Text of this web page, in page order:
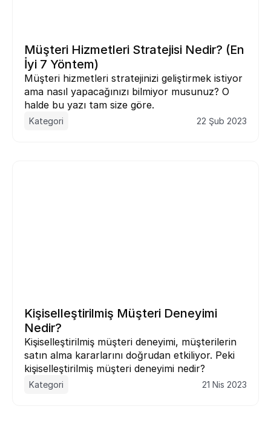
Müşteri Hizmetleri Stratejisi Nedir? (En
İyi 7 Yöntem)
Müşteri hizmetleri stratejinizi geliştirmek istiyor
ama nasıl yapacağınızı bilmiyor musunuz? O
halde bu yazı tam size göre.
Kategori 22 Şub 2023
Kişiselleştirilmiş Müşteri Deneyimi
Nedir?
Kişiselleştirilmiş müşteri deneyimi, müşterilerin
satın alma kararlarını doğrudan etkiliyor. Peki
kişiselleştirilmiş müşteri deneyimi nedir?
Kategori 21 Nis 2023